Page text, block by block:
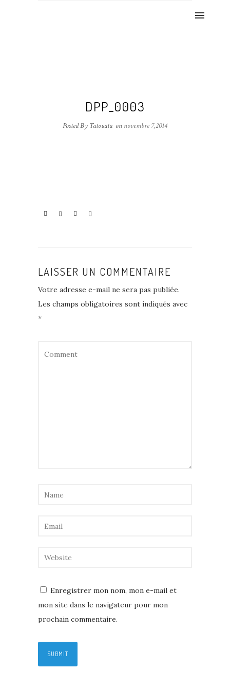
DPP_0003
Posted By Tatouata on novembre 7,2014
LAISSER UN COMMENTAIRE
Votre adresse e-mail ne sera pas publiée.
Les champs obligatoires sont indiqués avec
*
Enregistrer mon nom, mon e-mail et
mon site dans le navigateur pour mon
prochain commentaire.